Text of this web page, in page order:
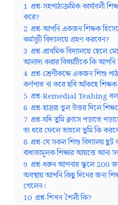
1 প্রশ্ন-সহপাঠ্যক্রমিক কার্যাবলী
করে?
2 প্রশ্ন-আপনি একজন শিক্ষক
কর্মসূচী বিদ্যালয়ে গ্রহণ করবেন?
3 প্রশ্ন-প্রাথমিক বিদ্যালয়ে ছেলে
আলাদা করার বিষয়টিকে কি
4 প্রশ্ন-শ্রেণীকক্ষে একজন শিশু
কর্ণপাত না করে ছবি আঁকছে
5 প্রশ্ন-Remedial Teahing
6 প্রশ্ন-ছাত্ররা ভুল উত্তর দিলে
7 প্রশ্ন-যদি তুমি ক্লাসে পড়াতে
তা ধরে ফেলে তাহলে তুমি কি
8 প্রশ্ন-যে সকল শিশু বিদ্যালয়
বাধ্যতামূলক শিক্ষার আয়ত্তে আনা
9 প্রশ্ন-ধরুন আপনার স্কুলে 200
অবস্থায় আপনি কিছু দিনের জন্য
গেলেন।
10 প্রশ্ন-শিখন শৈলী কি?